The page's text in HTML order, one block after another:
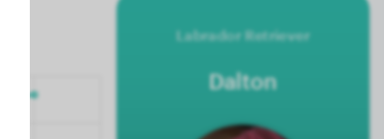
Labrador Retriever
Dalton